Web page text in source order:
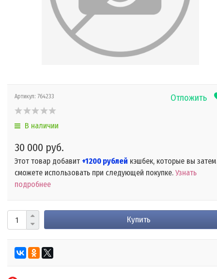
Отложить
Артикул: 764233
В наличии
30 000 руб.
Этот товар добавит +1200 рублей кэшбек, которые вы затем
сможете использовать при следующей покупке. Узнать
подробнее
Купить